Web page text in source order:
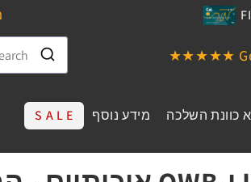
לאימונים
כוונת השלכה מידע נוסף S A L E